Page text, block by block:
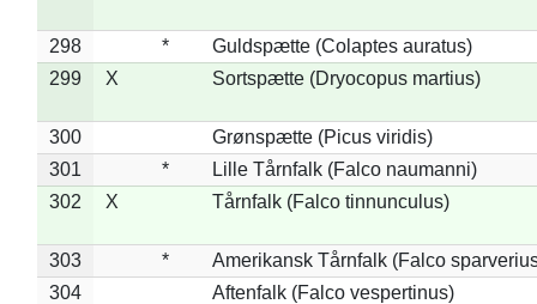
298 *
Guldspætte (Colaptes auratus)
299
X Sortspætte (Dryocopus martius)
300
Grønspætte (Picus viridis)
301
*
Lille Tårnfalk (Falco naumanni)
302
X Tårnfalk (Falco tinnunculus)
303 *
Amerikansk Tårnfalk (Falco
304
Aftenfalk (Falco vespertinus)